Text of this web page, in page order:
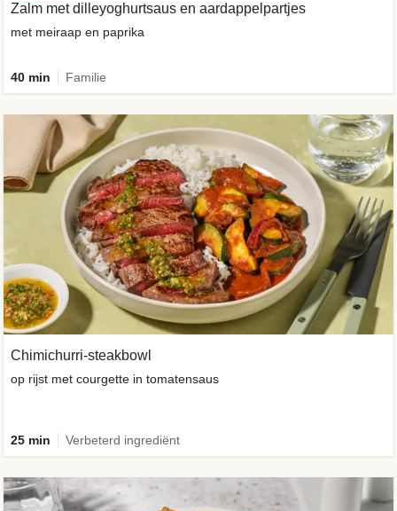
Zalm met dilleyoghurtsaus en aardappelpartjes
met meiraap en paprika
40 min Familie
Chimichurri-steakbowl
op rijst met courgette in tomatensaus
25 min Verbeterd ingrediënt